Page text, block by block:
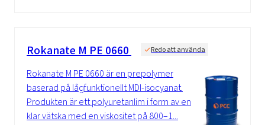
Rokanate M PE 0660 Redo att använda
Rokanate M PE 0660 är en prepolymer
baserad på lågfunktionellt MDI-isocyanat.
Produkten är ett polyuretanlim i form av en
klar vätska med en viskositet på 800–1...